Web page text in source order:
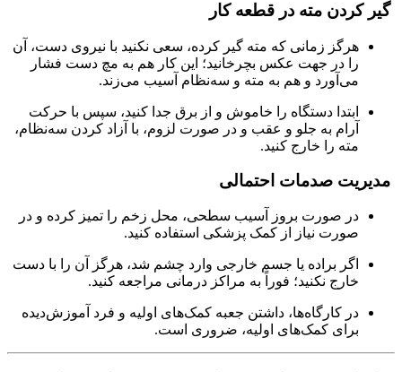
گیر کردن مته در قطعه کار
هرگز زمانی که مته گیر کرده، سعی نکنید با نیروی دست، آن
را در جهت عکس بچرخانید؛ این کار هم به مچ دست فشار
می‌آورد و هم به مته و سه‌نظام آسیب می‌زند.
ابتدا دستگاه را خاموش و از برق جدا کنید، سپس با حرکت
آرام به جلو و عقب و در صورت لزوم، با آزاد کردن سه‌نظام،
مته را خارج کنید.
مدیریت صدمات احتمالی
در صورت بروز آسیب سطحی، محل زخم را تمیز کرده و در
صورت نیاز از کمک پزشکی استفاده کنید.
اگر براده یا جسم خارجی وارد چشم شد، هرگز آن را با دست
خارج نکنید؛ فوراً به مراکز درمانی مراجعه کنید.
در کارگاه‌ها، داشتن جعبه کمک‌های اولیه و فرد آموزش‌دیده
برای کمک‌های اولیه، ضروری است.